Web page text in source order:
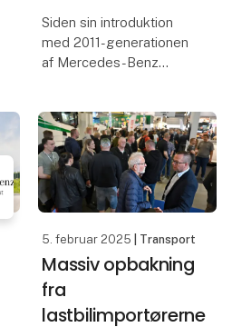
Siden sin introduktion
med 2011-generationen
af Mercedes-Benz
køretøjerne digitalt,
medvirket til, at de
professionelle kunder
markant har forbedret
både sik
5. februar 2025 | Transport
Massiv opbakning
fra
lastbilimportørerne